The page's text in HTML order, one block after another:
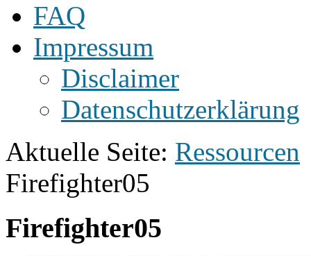
FAQ
Impressum
Disclaimer
Datenschutzerklärung
Aktuelle Seite: Ressourcen
Firefighter05
Firefighter05